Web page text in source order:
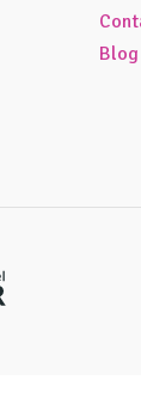
Blog